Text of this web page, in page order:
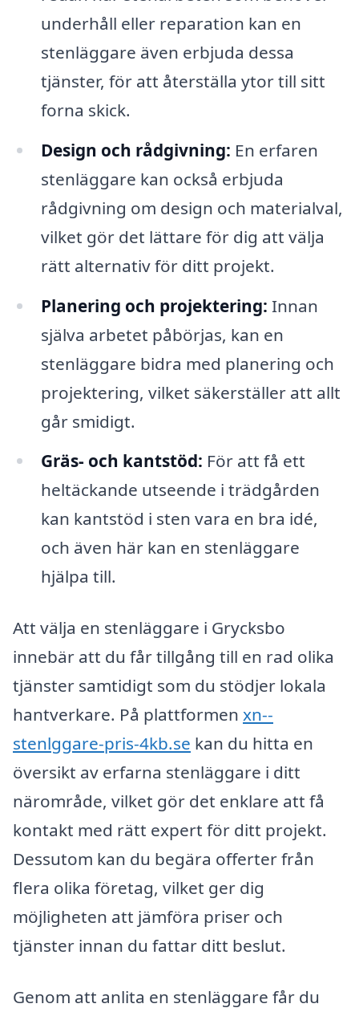
underhåll eller reparation kan en
stenläggare även erbjuda dessa
tjänster, för att återställa ytor till sitt
forna skick.
Design och rådgivning: En erfaren
stenläggare kan också erbjuda
rådgivning om design och materialval,
vilket gör det lättare för dig att välja
rätt alternativ för ditt projekt.
Planering och projektering: Innan
själva arbetet påbörjas, kan en
stenläggare bidra med planering och
projektering, vilket säkerställer att allt
går smidigt.
Gräs- och kantstöd: För att få ett
heltäckande utseende i trädgården
kan kantstöd i sten vara en bra idé,
och även här kan en stenläggare
hjälpa till.
Att välja en stenläggare i Grycksbo
innebär att du får tillgång till en rad olika
tjänster samtidigt som du stödjer lokala
hantverkare. På plattformen xn--
stenlggare-pris-4kb.se kan du hitta en
översikt av erfarna stenläggare i ditt
närområde, vilket gör det enklare att få
kontakt med rätt expert för ditt projekt.
Dessutom kan du begära offerter från
flera olika företag, vilket ger dig
möjligheten att jämföra priser och
tjänster innan du fattar ditt beslut.
Genom att anlita en stenläggare får du